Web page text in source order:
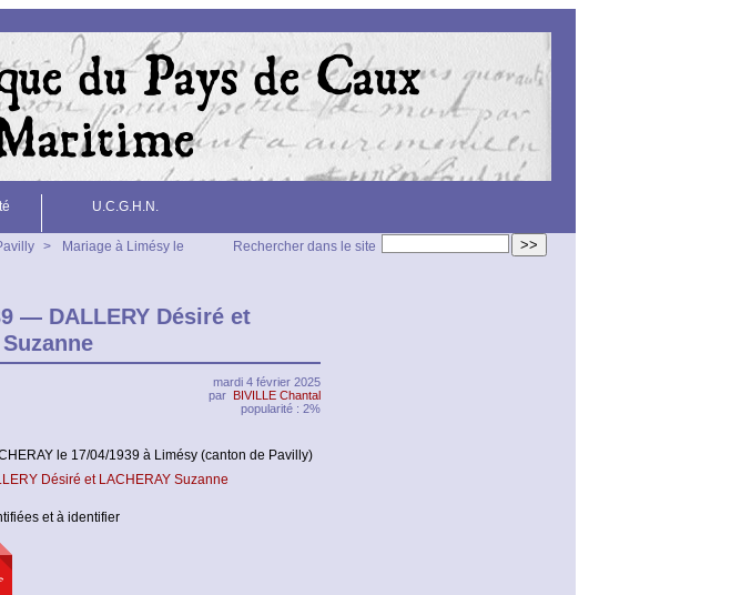
U.C.G.H.N.
>>
Rechercher dans le site
>
Mariage à Limésy le
— DALLERY Désiré et
mardi 4 février 2025
par BIVILLE Chantal
popularité : 2%
le 17/04/1939 à Limésy (canton de Pavilly)
et à identifier